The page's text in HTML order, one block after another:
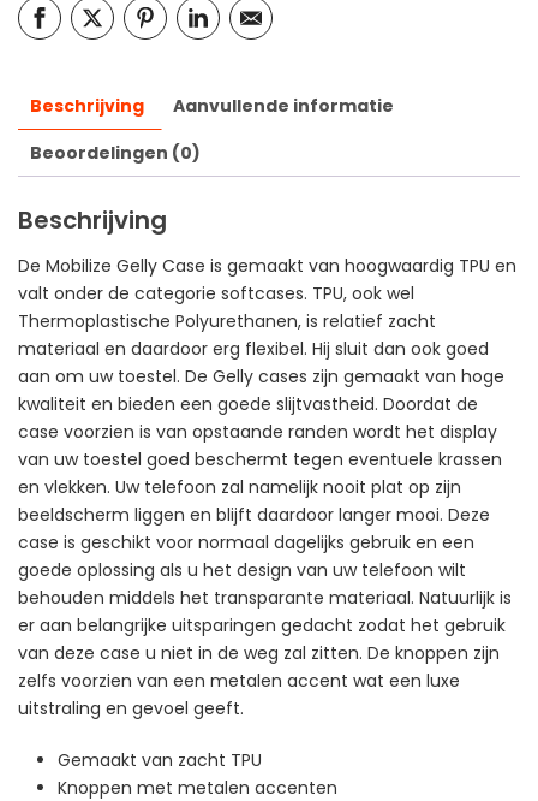
Beschrijving
Aanvullende informatie
Beoordelingen (0)
Beschrijving
De Mobilize Gelly Case is gemaakt van hoogwaardig TPU en
valt onder de categorie softcases. TPU, ook wel
Thermoplastische Polyurethanen, is relatief zacht
materiaal en daardoor erg flexibel. Hij sluit dan ook goed
aan om uw toestel. De Gelly cases zijn gemaakt van hoge
kwaliteit en bieden een goede slijtvastheid. Doordat de
case voorzien is van opstaande randen wordt het display
van uw toestel goed beschermt tegen eventuele krassen
en vlekken. Uw telefoon zal namelijk nooit plat op zijn
beeldscherm liggen en blijft daardoor langer mooi. Deze
case is geschikt voor normaal dagelijks gebruik en een
goede oplossing als u het design van uw telefoon wilt
behouden middels het transparante materiaal. Natuurlijk is
er aan belangrijke uitsparingen gedacht zodat het gebruik
van deze case u niet in de weg zal zitten. De knoppen zijn
zelfs voorzien van een metalen accent wat een luxe
uitstraling en gevoel geeft.
Gemaakt van zacht TPU
Knoppen met metalen accenten